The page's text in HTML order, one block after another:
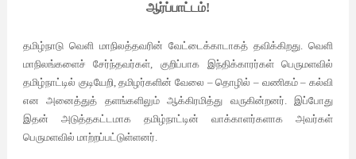
ஆர்ப்பாட்டம்!
தமிழ்நாடு வெளி மாநிலத்தவரின் வேட்டைக்காடாகத் தவிக்கிறது. வெளி
மாநிலங்களைச் சேர்ந்தவர்கள், குறிப்பாக இந்திக்காரர்கள் பெருமளவில்
தமிழ்நாட்டில் குடியேறி, தமிழர்களின் வேலை – தொழில் – வணிகம் – கல்வி
என அனைத்துத் தளங்களிலும் ஆக்கிரமித்து வருகின்றனர். இப்போது
இதன் அடுத்தகட்டமாக தமிழ்நாட்டின் வாக்காளர்களாக அவர்கள்
பெருமளவில் மாற்றப்பட்டுள்ளனர்.